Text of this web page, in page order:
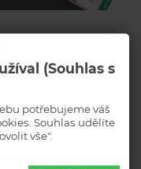
(Souhlas s
potřebujeme váš
Souhlas udělíte
vše".